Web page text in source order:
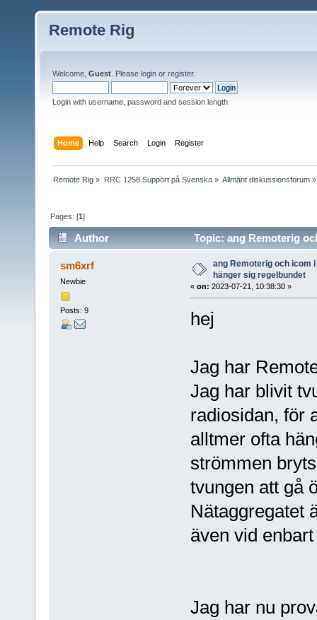
Remote Rig
Welcome, Guest . Please login or register.
Login with username, password and session length
Home Help Search Login Register
Remote Rig » RRC 1258 Support på Svenska» Allmänt diskussionsforum»
Pages: [1]
Author
Topic: ang Remoterig
times)
sm6xrf
Newbie
Posts: 9
ang Remoterig och icom
hänger sig regelbundet
« on: 2023-07-21, 10:38:30 »
hej
Jag har
Jag har blivit
radiosidan, för
alltmer ofta
strömmen
tvungen att gå
Nätaggregatet
även vid
Jag har nu